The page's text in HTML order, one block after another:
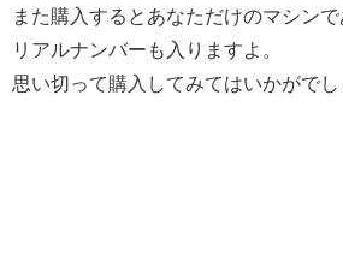
また購入するとあなただけのマシン
リアルナンバーも入りますよ。
思い切って購入してみてはいかがで